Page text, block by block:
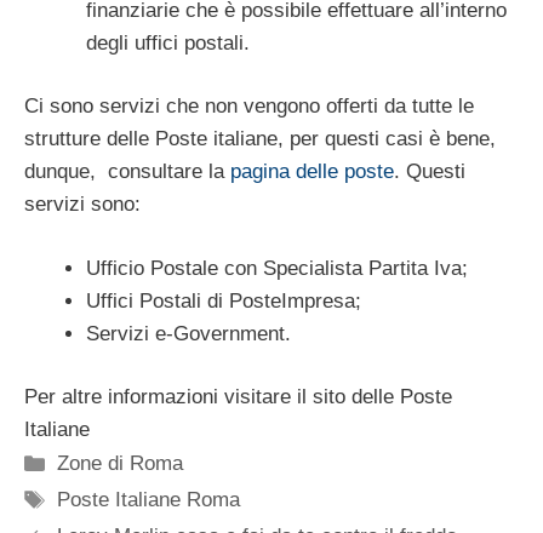
finanziarie che è possibile effettuare all’interno
degli uffici postali.
Ci sono servizi che non vengono offerti da tutte le
strutture delle Poste italiane, per questi casi è bene,
dunque, consultare la pagina delle poste. Questi
servizi sono:
Ufficio Postale con Specialista Partita Iva;
Uffici Postali di PosteImpresa;
Servizi e-Government.
Per altre informazioni visitare il sito delle Poste
Italiane
Categorie
Zone di Roma
Tag
Poste Italiane Roma